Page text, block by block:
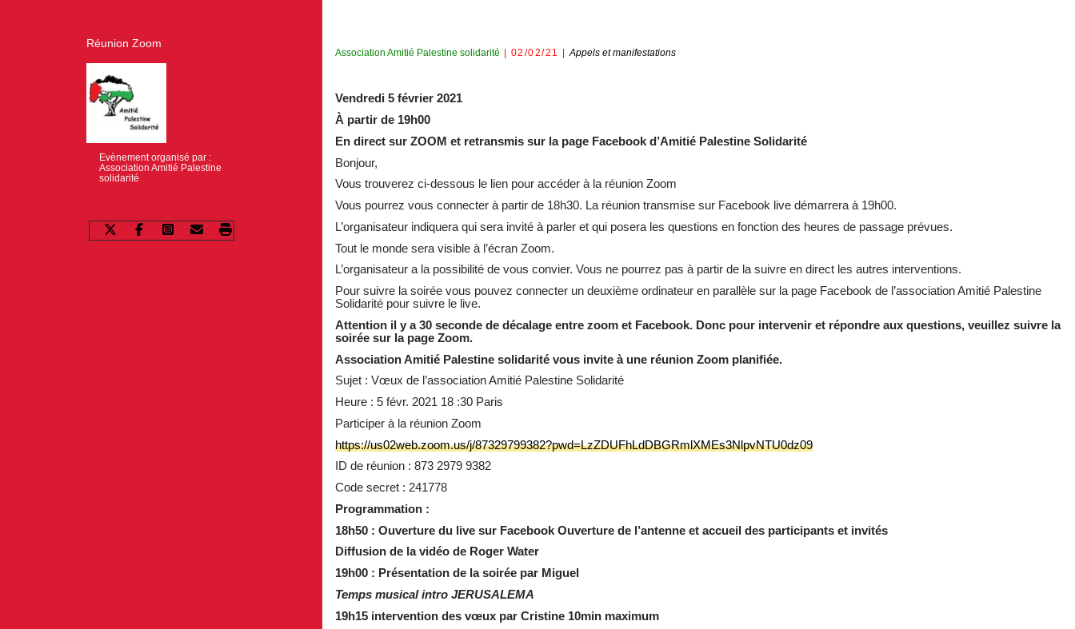
Réunion Zoom
Evènement organisé par :
Association Amitié Palestine
solidarité
Association Amitié Palestine solidarité 02/02/21 Appels et manifestations
Vendredi 5 février 2021
À partir de 19h00
En direct sur ZOOM et retransmis sur la page Facebook d’Amitié Palestine Solidarité
Bonjour,
Vous trouverez ci-dessous le lien pour accéder à la réunion Zoom
Vous pourrez vous connecter à partir de 18h30. La réunion transmise sur Facebook live démarrera à 19h00.
L’organisateur indiquera qui sera invité à parler et qui posera les questions en fonction des heures de passage prévues.
Tout le monde sera visible à l’écran Zoom.
L’organisateur a la possibilité de vous convier. Vous ne pourrez pas à partir de la suivre en direct les autres interventions.
Pour suivre la soirée vous pouvez connecter un deuxième ordinateur en parallèle sur la page Facebook de l’association Amitié Palestine
Solidarité pour suivre le live.
Attention il y a 30 seconde de décalage entre zoom et Facebook. Donc pour intervenir et répondre aux questions, veuillez suivre la
soirée sur la page Zoom.
Association Amitié Palestine solidarité vous invite à une réunion Zoom planifiée.
Sujet : Vœux de l’association Amitié Palestine Solidarité
Heure : 5 févr. 2021 18 :30 Paris
Participer à la réunion Zoom
https://us02web.zoom.us/j/87329799382?pwd=LzZDUFhLdDBGRmlXMEs3NlpvNTU0dz09
ID de réunion : 873 2979 9382
Code secret : 241778
Programmation :
18h50 : Ouverture du live sur Facebook Ouverture de l’antenne et accueil des participants et invités
Diffusion de la vidéo de Roger Water
19h00 : Présentation de la soirée par Miguel
Temps musical intro JERUSALEMA
19h15 intervention des vœux par Cristine 10min maximum